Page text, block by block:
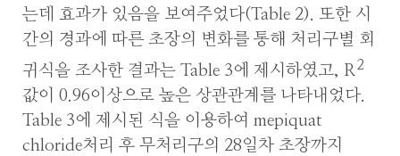
는데 효과가 있음을 보여주었다(Table 2). 또한 시
간의 경과에 따른 초장의 변화를 통해 처리구별 회
귀식을 조사한 결과는 Table 3에 제시하였고, R2
값이 0.96이상으로 높은 상관관계를 나타내었다.
Table 3에 제시된 식을 이용하여 mepiquat
chloride처리 후 무처리구의 28일차 초장까지